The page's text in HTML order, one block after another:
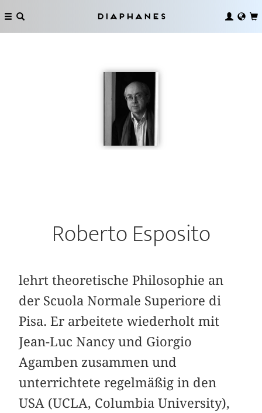
Diaphanes
Roberto Esposito
lehrt theoretische Philosophie an
der Scuola Normale Superiore di
Pisa. Er arbeitete wiederholt mit
Jean-Luc Nancy und Giorgio
Agamben zusammen und
unterrichtete regelmäßig in den
USA (UCLA, Columbia University),